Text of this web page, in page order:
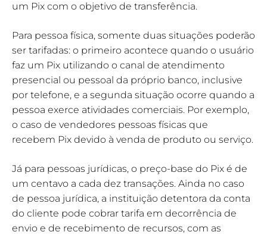
um Pix com o objetivo de transferência.
Para pessoa física, somente duas situações poderão
ser tarifadas: o primeiro acontece quando o usuário
faz um Pix utilizando o canal de atendimento
presencial ou pessoal da próprio banco, inclusive
por telefone, e a segunda situação ocorre quando a
pessoa exerce atividades comerciais. Por exemplo,
o caso de vendedores pessoas físicas que
recebem Pix devido à venda de produto ou serviço.
Já para pessoas jurídicas, o preço-base do Pix é de
um centavo a cada dez transações. Ainda no caso
de pessoa jurídica, a instituição detentora da conta
do cliente pode cobrar tarifa em decorrência de
envio e de recebimento de recursos, com as